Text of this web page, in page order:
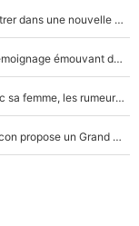
F1 - Alpine signe un accord «impensable» et va entrer dans une nouvelle dimension : Grande nouvelle pour Pierre Gasly !
F1 : « Je lui ai fait un câlin, puis j’ai dû partir...», le témoignage émouvant de Max Verstappen sur sa fille
F1 : Charles Leclerc surpris par les paparazzis avec sa femme, les rumeurs étaient vraies !
Comme pour le final du Tour de France, Esteban Ocon propose un Grand Prix de Formule 1 à Paris : «Autour de l’Arc de Triomphe, ce serait génial» !